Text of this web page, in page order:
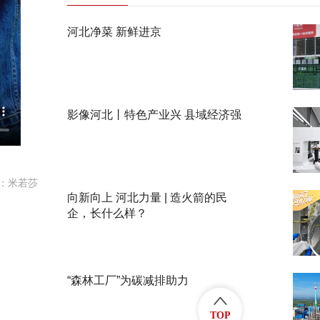
米若莎
河北净菜 新鲜进京
影像河北丨特色产业兴 县域经济强
向新向上 河北力量 | 造火箭的民
企，长什么样？
“森林工厂”为碳减排助力
TOP